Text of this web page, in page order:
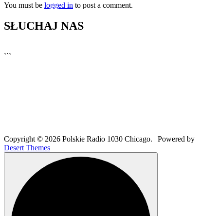
You must be logged in to post a comment.
SŁUCHAJ NAS
```
Copyright © 2026 Polskie Radio 1030 Chicago. | Powered by
Desert Themes